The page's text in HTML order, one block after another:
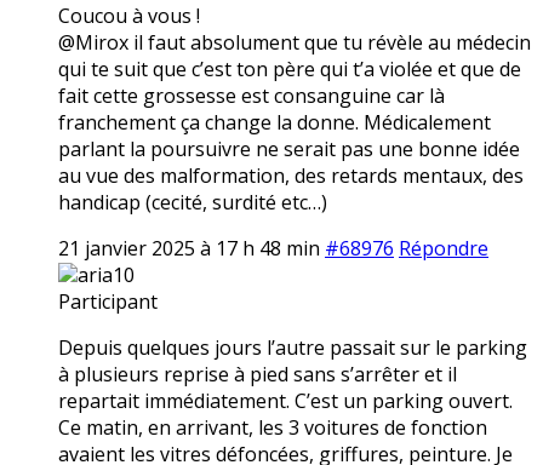
Coucou à vous !
@Mirox il faut absolument que tu révèle au médecin
qui te suit que c’est ton père qui t’a violée et que de
fait cette grossesse est consanguine car là
franchement ça change la donne. Médicalement
parlant la poursuivre ne serait pas une bonne idée
au vue des malformation, des retards mentaux, des
handicap (cecité, surdité etc…)
21 janvier 2025 à 17 h 48 min #68976 Répondre
aria10
Participant
Depuis quelques jours l’autre passait sur le parking
à plusieurs reprise à pied sans s’arrêter et il
repartait immédiatement. C’est un parking ouvert.
Ce matin, en arrivant, les 3 voitures de fonction
avaient les vitres défoncées, griffures, peinture. Je